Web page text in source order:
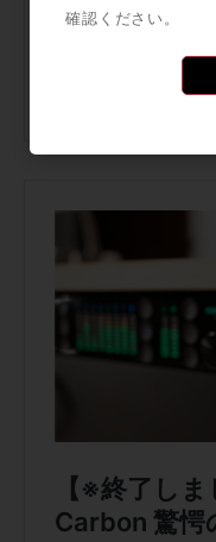
確認ください。